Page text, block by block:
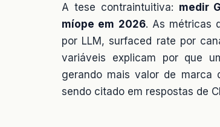
A tese contraintuitiva: medir
míope em 2026. As métricas
por LLM, surfaced rate por
variáveis explicam por que
gerando mais valor de
sendo citado em respostas de